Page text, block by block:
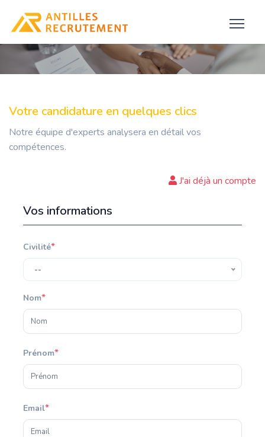
Votre candidature en quelques clics
Notre équipe d'experts analysera en détail vos
compétences.
J'ai déjà un compte
Vos informations
Civilité*
--
Nom*
Prénom*
Email*